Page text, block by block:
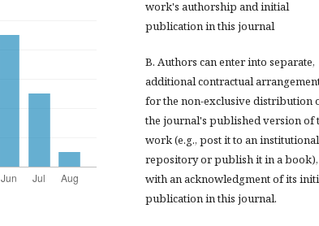
work's authorship and initial
publication in this journal
B. Authors can enter into separate,
additional contractual
for the non-exclusive distribution
the journal's published version of
work (e.g., post it to an institutional
repository or publish it in a book),
with an acknowledgment of its
publication in this journal.